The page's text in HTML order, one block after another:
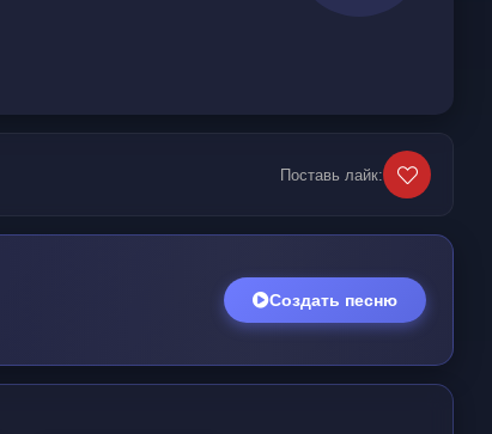
Поставь лайк:
Создать песню